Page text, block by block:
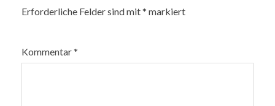
Erforderliche Felder sind mit* markiert
Kommentar*